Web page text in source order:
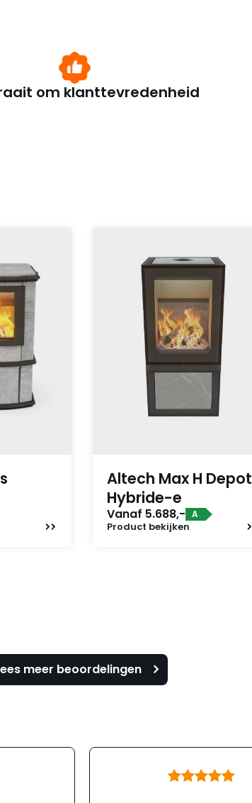
om klanttevredenheid
Altech Max H Depot
Hybride-e
Vanaf 5.688,- A
Product bekijken
meer beoordelingen